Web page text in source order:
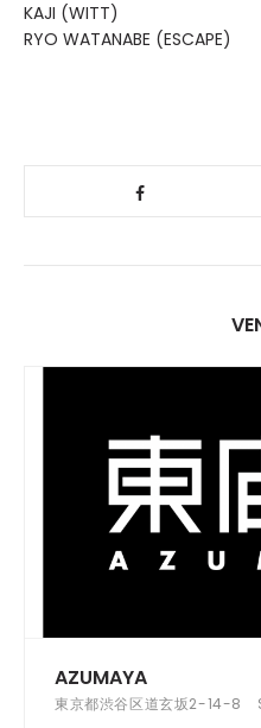
KAJI (WITT)
RYO WATANABE (ESCAPE)
AZUMAYA
東京都渋谷区道玄坂2-14-8